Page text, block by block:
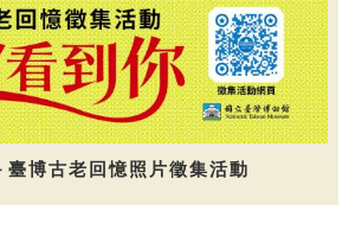
臺博古老回憶照片徵集活動